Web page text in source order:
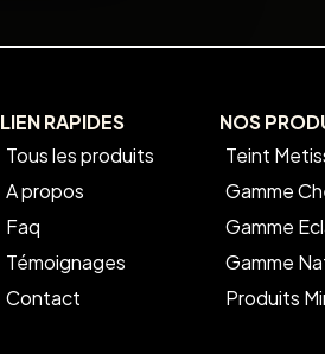
LIEN RAPIDES
Tous les produits
A propos
Faq
Témoignages
Contact
NOS
Teint
Gamme
Gamme
Gamme
Produits